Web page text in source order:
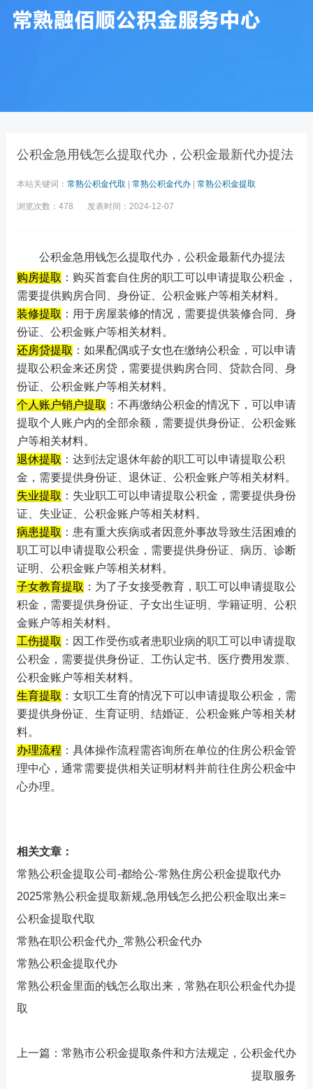
公积金急用钱怎么提取代办，公积金最新代办提法
本站关键词： 常熟公积金代取 常熟公积金代办| 常熟公积金提取
浏览次数：478 发表时间：2024-12-07
公积金急用钱怎么提取代办，公积金最新代办提法
购房提取：购买首套自住房的职工可以申请提取公积金，
需要提供购房合同、身份证、公积金账户等相关材料。‌
装修提取：用于房屋装修的情况，需要提供装修合同、身
份证、公积金账户等相关材料。
还房贷提取：如果配偶或子女也在缴纳公积金，可以申请
提取公积金来还房贷，需要提供购房合同、贷款合同、身
份证、公积金账户等相关材料。
个人账户销户提取：不再缴纳公积金的情况下，可以申请
提取个人账户内的全部余额，需要提供身份证、公积金账
户等相关材料。
退休提取：达到法定退休年龄的职工可以申请提取公积
金，需要提供身份证、退休证、公积金账户等相关材料。
失业提取：失业职工可以申请提取公积金，需要提供身份
证、失业证、公积金账户等相关材料。
病患提取：患有重大疾病或者因意外事故导致生活困难的
职工可以申请提取公积金，需要提供身份证、病历、诊断
证明、公积金账户等相关材料。
子女教育提取：为了子女接受教育，职工可以申请提取公
积金，需要提供身份证、子女出生证明、学籍证明、公积
金账户等相关材料。
工伤提取：因工作受伤或者患职业病的职工可以申请提取
公积金，需要提供身份证、工伤认定书、医疗费用发票、
公积金账户等相关材料。
生育提取：女职工生育的情况下可以申请提取公积金，需
要提供身份证、生育证明、结婚证、公积金账户等相关材
料。
办理流程：具体操作流程需咨询所在单位的住房公积金管
理中心，通常需要提供相关证明材料并前往住房公积金中
心办理。
相关文章：
常熟公积金提取公司-都给公-常熟住房公积金提取代办
2025常熟公积金提取新规,急用钱怎么把公积金取出来=
公积金提取代取
常熟在职公积金代办_常熟公积金代办
常熟公积金提取代办
常熟公积金里面的钱怎么取出来，常熟在职公积金代办提
取
上一篇：常熟市公积金提取条件和方法规定，公积金代办
提取服务